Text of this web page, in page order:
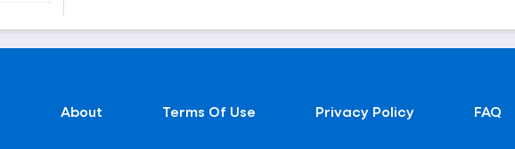
About Terms Of Use Privacy Policy FAQ